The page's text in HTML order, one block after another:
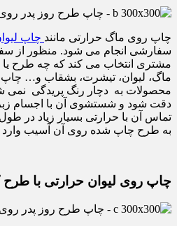
چاپ روی ماگ حرارتی مانند چاپ
سفارشی انجام می شود. منظور از
مشتری انتخاب می کند که چه طرح یا
ماگ، لیوان، تیشرت، بشقاب و…
محصولات به دچار رنگ پریدگی نمی
دقت شود و شستشوی آن با اجسام
تماس آن با حرارتی بسیار زیاد در
به طرح چاپ شده روی آن آسیب وارد
چاپ روی لیوان حرارتی با طرح